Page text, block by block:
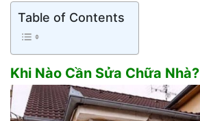
Table of Contents
Khi Nào Cần Sửa Chữa Nhà?